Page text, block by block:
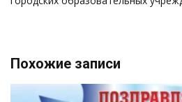
Похожие записи